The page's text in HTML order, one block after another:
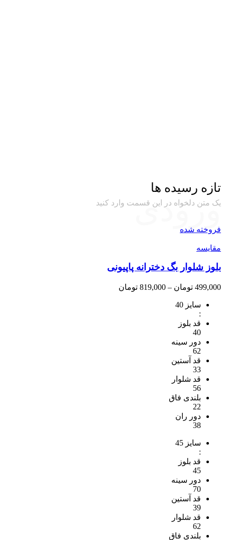
ورودی
تازه رسیده ها
یک متن دلخواه در این قسمت وارد کنید
فروخته شده
مقايسه
بلوز شلوار بگ دخترانه پاپیونی
499,000 تومان –
819,000 تومان
سایز 40
:
قد بلوز
40
دور سینه
62
قد آستین
33
قد شلوار
56
بلندی فاق
22
دور ران
38
سایز 45
:
قد بلوز
45
دور سینه
70
قد آستین
39
قد شلوار
62
بلندی فاق